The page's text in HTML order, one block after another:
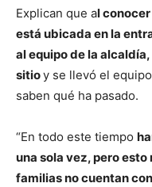
Explican que al
está ubicada en la
al equipo de la
sitioy se llevó el
saben qué ha pasado.
“En todo este tiempo
una sola vez, pero
familias no cuentan